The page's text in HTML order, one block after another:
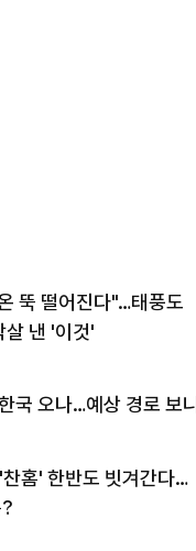
뚝 떨어진다"…태풍도
살 낸 '이것'
국 오나…예상 경로 보니
찬홈' 한반도 빗겨간다…